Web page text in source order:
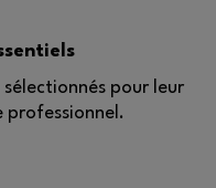
pour leur
professionnel.